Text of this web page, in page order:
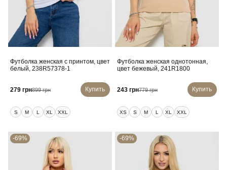
Футболка женская с принтом, цвет
белый, 238R57378-1
279 грн899 грн Купить
S M L XL XXL
Футболка женская однотонная,
цвет бежевый, 241R1800
243 грн779 грн Купить
XS S M L XL XXL
-69% -69%